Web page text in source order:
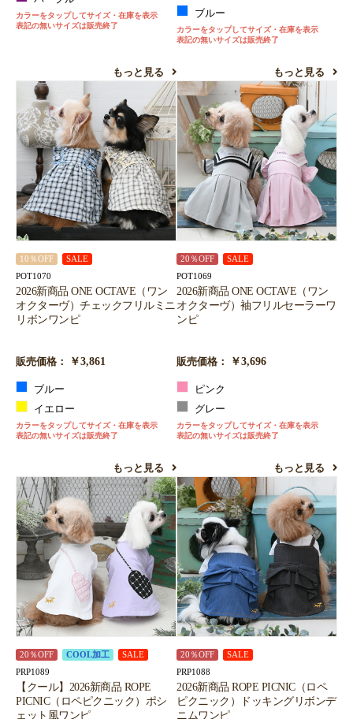
カラーをタップしてサイズ・在庫を表示
表記の無いサイズは販売終了
もっと見る
ブルー
カラーをタップしてサイズ・在庫を表示
表記の無いサイズは販売終了
もっと見る
10％OFF SALE
POT1070
2026新商品 ONE OCTAVE（ワン
オクターヴ）チェックフリルミニ
リボンワンピ
販売価格： ￥3,861
ブルー
イエロー
カラーをタップしてサイズ・在庫を表示
表記の無いサイズは販売終了
もっと見る
20％OFF SALE
POT1069
2026新商品 ONE OCTAVE（ワン
オクターヴ）袖フリルセーラーワ
ンピ
販売価格： ￥3,696
ピンク
グレー
カラーをタップしてサイズ・在庫を表示
表記の無いサイズは販売終了
もっと見る
20％OFF COOL加工 SALE
PRP1089
【クール】2026新商品 ROPE
PICNIC（ロペピクニック）ポシ
ェット風ワンピ
20％OFF SALE
PRP1088
2026新商品 ROPE PICNIC（ロペ
ピクニック）ドッキングリボンデ
ニムワンピ